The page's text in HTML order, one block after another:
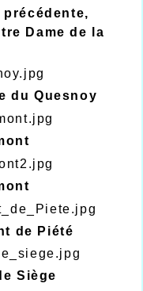
Dame de la
du Quesnoy
de Piété
Siège